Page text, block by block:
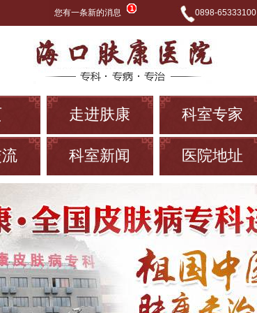
您有一条新的消息 0898-65333100
走进肤康 科室专家
科室新闻 医院地址